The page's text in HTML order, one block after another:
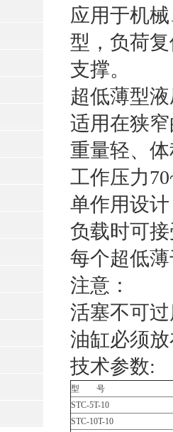
应用于机
型，负荷
支撑。
超低薄型
适用在狭
重量轻、
工作压力
单作用设
负载时可
每个超低
注意：
活塞不可
油缸必须
技术参数:
型 号
STC-5T-10
STC-10T-10